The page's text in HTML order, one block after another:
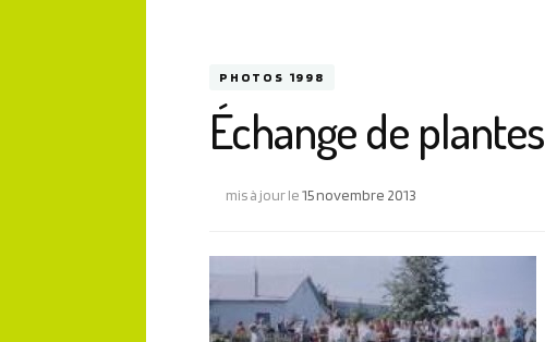
PHOTOS 1998
Échange de plantes
mis à jour le15 novembre 2013